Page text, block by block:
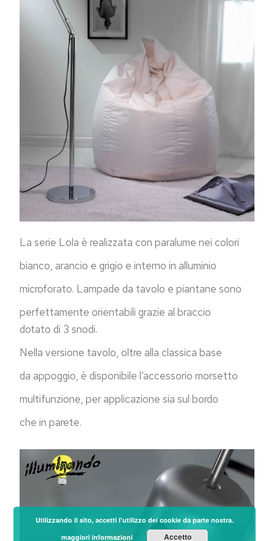
La serie Lola è realizzata con paralume nei colori
bianco, arancio e grigio e interno in alluminio
microforato. Lampade da tavolo e piantane sono
perfettamente orientabili grazie al braccio
dotatodi 3 snodi.
Nella versione tavolo, oltre alla classica base
da appoggio, è disponibile l’accessorio morsetto
multifunzione, per applicazione sia sul bordo
che in parete.
Utilizzando il sito, accetti l'utilizzo dei cookie da parte nostra.
maggiori informazioni
Accetto